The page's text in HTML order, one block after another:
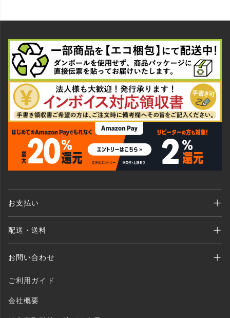
お支払い
がご利用いただけます。
配送・送料
お問い合わせ
MAIL：shopping@monogallery.jp
ご利用ガイド
会社概要